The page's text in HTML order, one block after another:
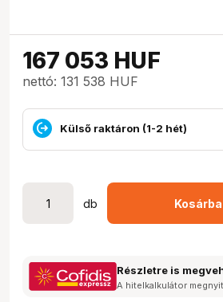
167 053 HUF
nettó: 131 538 HUF
Külső raktáron (1-2 hét)
db
Részletre is
A hitelkalkulátor